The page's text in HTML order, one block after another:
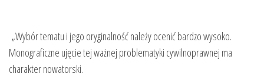
„Wybór tematu i jego oryginalność należy ocenić bardzo wysoko.
Monograficzne ujęcie tej ważnej problematyki cywilnoprawnej ma
charakter nowatorski.